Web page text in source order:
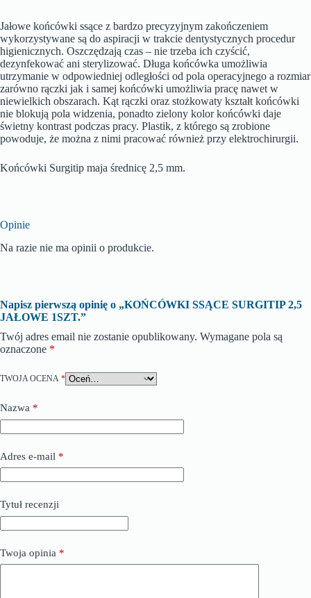
Jałowe końcówki ssące z bardzo precyzyjnym zakończeniem
wykorzystywane są do aspiracji w trakcie dentystycznych procedur
higienicznych. Oszczędzają czas – nie trzeba ich czyścić,
dezynfekować ani sterylizować. Długa końcówka umożliwia
utrzymanie w odpowiedniej odległości od pola operacyjnego a rozmiar
zarówno rączki jak i samej końcówki umożliwia pracę nawet w
niewielkich obszarach. Kąt rączki oraz stożkowaty kształt końcówki
nie blokują pola widzenia, ponadto zielony kolor końcówki daje
świetny kontrast podczas pracy. Plastik, z którego są zrobione
powoduje, że można z nimi pracować również przy elektrochirurgii.
Końcówki Surgitip maja średnicę 2,5 mm.
Opinie
Na razie nie ma opinii o produkcie.
Napisz pierwszą opinię o „KOŃCÓWKI SSĄCE SURGITIP 2,5
JAŁOWE 1SZT.”
Twój adres email nie zostanie opublikowany. Wymagane pola są
oznaczone *
TWOJA OCENA *
Nazwa *
Adres e-mail *
Tytuł recenzji
Twoja opinia *